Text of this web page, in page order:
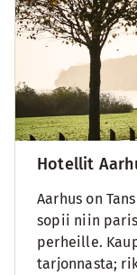
Hotellit
Aarhus on
sopii niin
perheille.
tarjonnasta;